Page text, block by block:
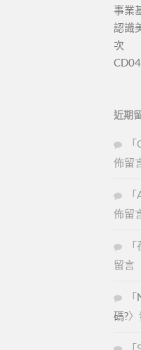
事業
認識
次
近期
「
佈留
「
佈留
「
留言
「
碼?